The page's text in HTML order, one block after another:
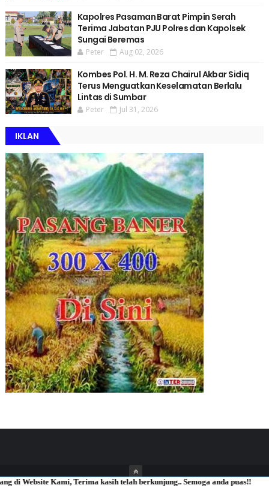
Kapolres Pasaman Barat Pimpin Serah
Terima Jabatan PJU Polres dan Kapolsek
Sungai Beremas
Peter Aug 02, 2026
Kombes Pol. H. M. Reza Chairul Akbar Sidiq
Terus Menguatkan Keselamatan Berlalu
Lintas di Sumbar
Peter Jul 31, 2026
IKLAN
ThemeXpose| Distributed ByInter News
Kami, Terima kasih telah berkunjung.. Semoga anda puas!!